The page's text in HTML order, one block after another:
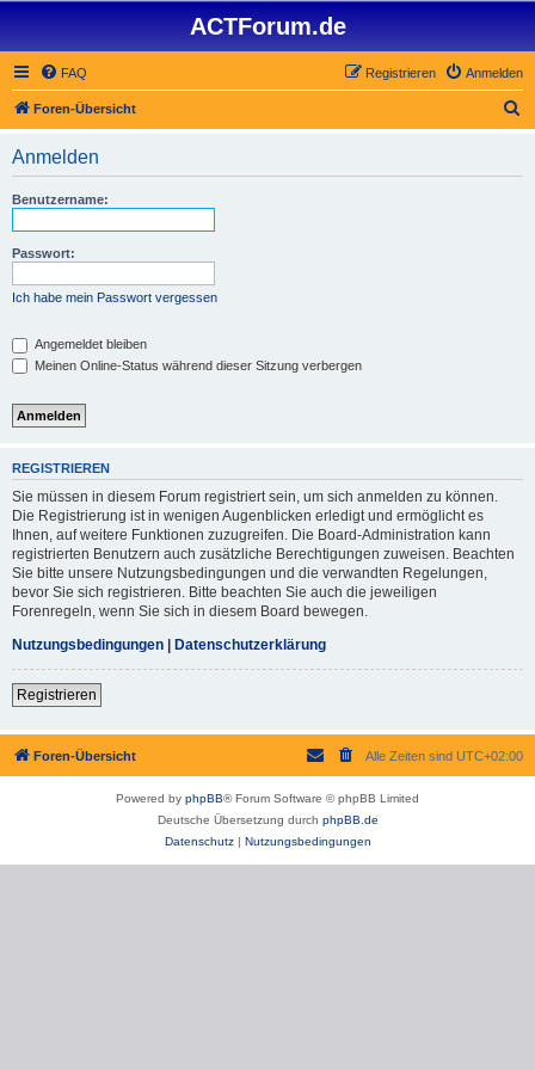
ACTForum.de
FAQ Anmelden
Registrieren
Foren-Übersicht
Anmelden
Benutzername:
Passwort:
Ich habe mein Passwort vergessen
Angemeldet bleiben
Meinen Online-Status während dieser Sitzung verbergen
REGISTRIEREN
Sie müssen in diesem Forum registriert sein, um sich anmelden zu können.
Die Registrierung ist in wenigen Augenblicken erledigt und ermöglicht es
Ihnen, auf weitere Funktionen zuzugreifen. Die Board-Administration kann
registrierten Benutzern auch zusätzliche Berechtigungen zuweisen. Beachten
Sie bitte unsere Nutzungsbedingungen und die verwandten Regelungen,
bevor Sie sich registrieren. Bitte beachten Sie auch die jeweiligen
Forenregeln, wenn Sie sich in diesem Board bewegen.
Nutzungsbedingungen | Datenschutzerklärung
Registrieren
Foren-Übersicht Alle Zeiten sind UTC+02:00
Powered by phpBB® Forum Software © phpBB Limited
Deutsche Übersetzung durch phpBB.de
Datenschutz| Nutzungsbedingungen